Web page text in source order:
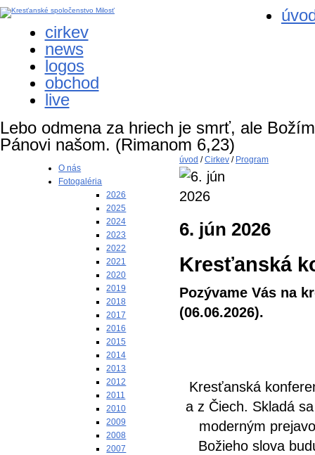
cirkev
news
logos
obchod
live
Lebo odmena za hriech je smrť, ale
Pánovi našom. (Rimanom 6,23)
O nás
Fotogaléria
2026
2025
2024
2023
2022
2021
2020
2019
2018
2017
2016
2015
2014
2013
2012
2011
2010
2009
2008
2007
úvod /Cirkev / Program
6. jún 2026
Kresťanská
Pozývame Vás na
(06.06.2026).
Kresťanská
a z Čiech. Skladá
moderným
Božieho slova